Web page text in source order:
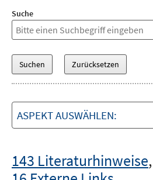
Suche
ASPEKT AUSWÄHLEN:
143 Literaturhinweise,